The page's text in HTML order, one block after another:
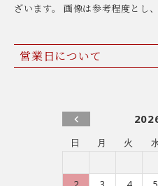
ざいます。 画像は参考程度とし
営業日について
日 月 火